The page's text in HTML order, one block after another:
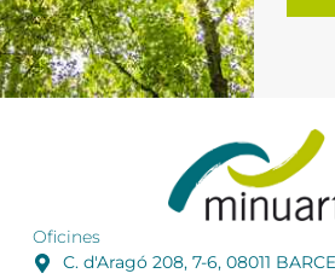
Oficines
C. d'Aragó 208, 7-6, 08011